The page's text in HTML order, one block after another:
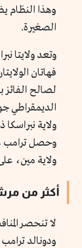
وهذا النظام
الصغيرة.
وتعد ولايتا
فهاتان
لصالح
الديمقراطي
وحصل ترامب
ولاية مين،
أكثر من
لا تنحصر
ودونالد